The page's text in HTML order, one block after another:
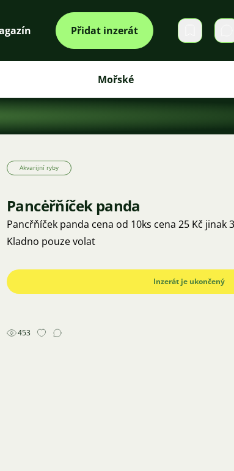
Přidat inzerát
Mořské
Akvarijní ryby
Pancėřňíček panda
Pancřňíček panda cena od 10ks cena 25 Kč jinak
Kladno pouze volat
Inzerát je ukončený
453